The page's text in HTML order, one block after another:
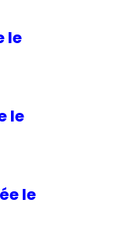
le
le
le